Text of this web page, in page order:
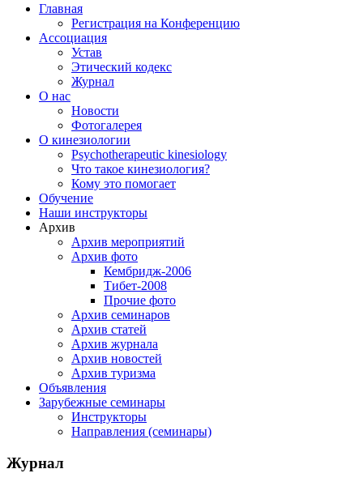
Главная
Регистрация на Конференцию
Ассоциация
Устав
Этический кодекс
Журнал
О нас
Новости
Фотогалерея
О кинезиологии
Psychotherapeutic kinesiology
Что такое кинезиология?
Кому это помогает
Обучение
Наши инструкторы
Архив
Архив мероприятий
Архив фото
Кембридж-2006
Тибет-2008
Прочие фото
Архив семинаров
Архив статей
Архив журнала
Архив новостей
Архив туризма
Объявления
Зарубежные семинары
Инструкторы
Направления (семинары)
Журнал